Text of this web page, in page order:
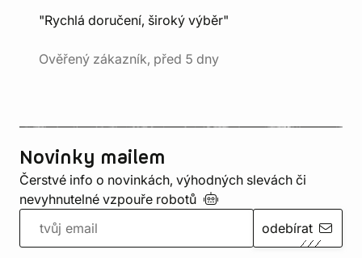
"Rychlá doručení, široký výběr"
Ověřený zákazník, před 5 dny
Novinky mailem
Čerstvé info o novinkách, výhodných slevách či
nevyhnutelné vzpouře robotů
odebírat